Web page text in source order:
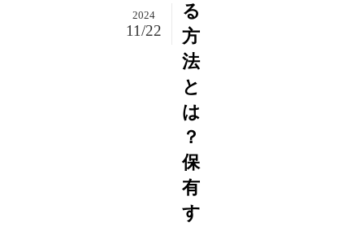
る
方
法
と
は
？
保
有
す
2024
11/22